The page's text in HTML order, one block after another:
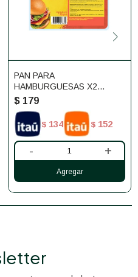
PAN PARA
HAMBURGUESAS X2
SCHAR 130G
$ 179
$ 134 $ 152
- +